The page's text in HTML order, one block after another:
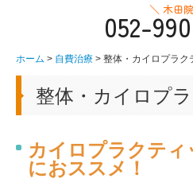
採用ページ
＼ 木田
052-
ホーム 自費治療 整体・カイロプラク
整体・カイロプ
カイロプラクティ
におススメ！